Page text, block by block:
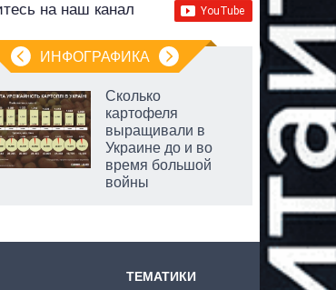
на наш канал
ИНФОГРАФИКА
Сколько
картофеля
выращивали в
Украине до и во
время большой
войны
ТЕМАТИКИ